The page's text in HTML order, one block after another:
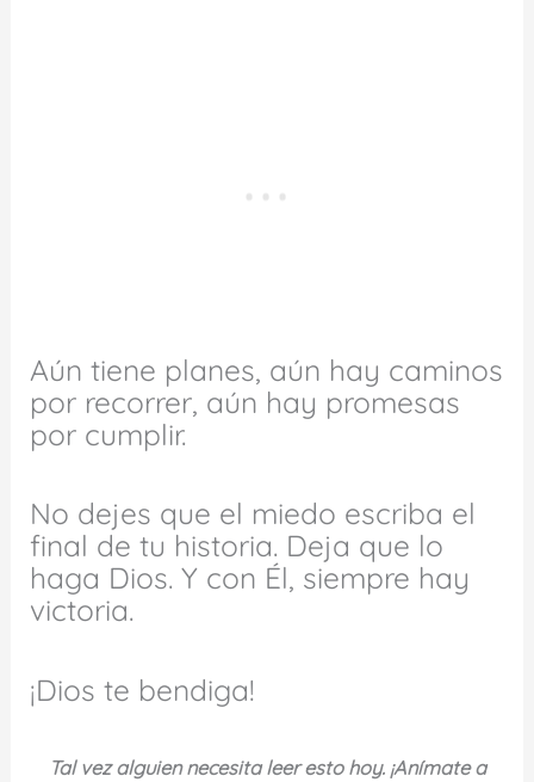
Aún tiene planes, aún hay caminos
por recorrer, aún hay promesas
por cumplir.
No dejes que el miedo escriba el
final de tu historia. Deja que lo
haga Dios. Y con Él, siempre hay
victoria.
¡Dios te bendiga!
Tal vez alguien necesita leer esto hoy. ¡Anímate a